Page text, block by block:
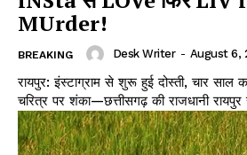
MUrder!
BREAKING Desk Writer - August 6,
रायपुर: इंस्टाग्राम से शुरू हुई दोस्ती, चार
चरित्र पर शंका—छत्तीसगढ़ की राजधानी